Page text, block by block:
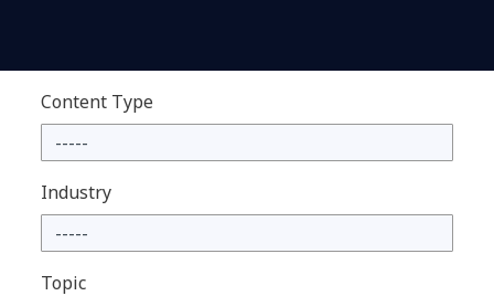
Content Type
Industry
Topic